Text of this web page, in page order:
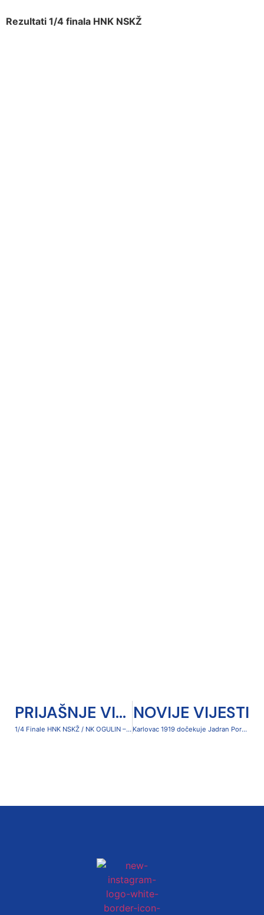
Rezultati 1/4 finala HNK NSKŽ
PRIJAŠNJE VIJESTI
1/4 Finale HNK NSKŽ / NK OGULIN – NK KARLOVAC 1919
NOVIJE VIJESTI
Karlovac 1919 dočekuje Jadran Poreč u 24. kolu SuperSport 2. NL